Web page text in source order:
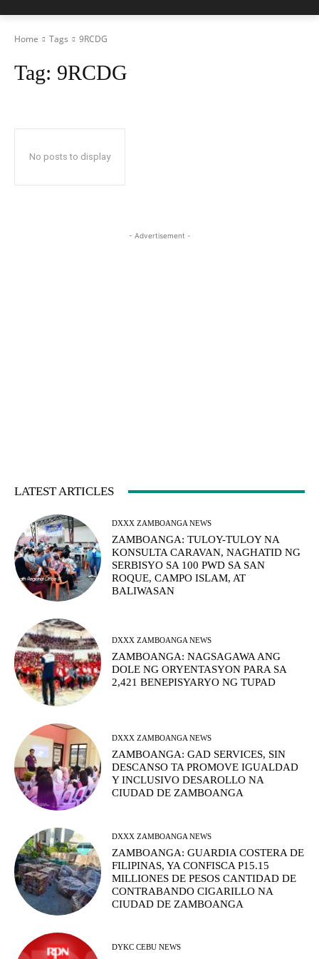
Home Tags 9RCDG
Tag: 9RCDG
No posts to display
- Advertisement -
LATEST ARTICLES
DXXX ZAMBOANGA NEWS
ZAMBOANGA: TULOY-TULOY NA
KONSULTA CARAVAN, NAGHATID NG
SERBISYO SA 100 PWD SA SAN
ROQUE, CAMPO ISLAM, AT
BALIWASAN
DXXX ZAMBOANGA NEWS
ZAMBOANGA: NAGSAGAWA ANG
DOLE NG ORYENTASYON PARA SA
2,421 BENEPISYARYO NG TUPAD
DXXX ZAMBOANGA NEWS
ZAMBOANGA: GAD SERVICES, SIN
DESCANSO TA PROMOVE IGUALDAD
Y INCLUSIVO DESAROLLO NA
CIUDAD DE ZAMBOANGA
DXXX ZAMBOANGA NEWS
ZAMBOANGA: GUARDIA COSTERA DE
FILIPINAS, YA CONFISCA P15.15
MILLIONES DE PESOS CANTIDAD DE
CONTRABANDO CIGARILLO NA
CIUDAD DE ZAMBOANGA
DYKC CEBU NEWS